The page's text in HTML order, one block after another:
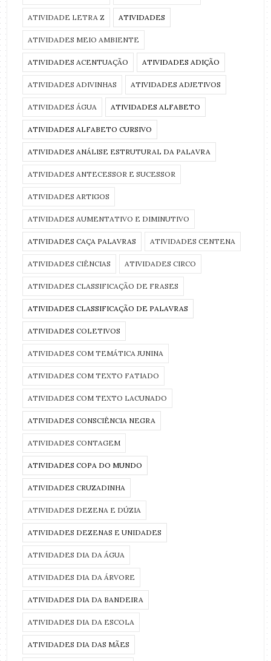
ATIVIDADE LETRA Z ATIVIDADES
ATIVIDADES MEIO AMBIENTE
ATIVIDADES ACENTUAÇÃO ATIVIDADES ADIÇÃO
ATIVIDADES ADIVINHAS ATIVIDADES ADJETIVOS
ATIVIDADES ÁGUA ATIVIDADES ALFABETO
ATIVIDADES ALFABETO CURSIVO
ATIVIDADES ANÁLISE ESTRUTURAL DA PALAVRA
ATIVIDADES ANTECESSOR E SUCESSOR
ATIVIDADES ARTIGOS
ATIVIDADES AUMENTATIVO E DIMINUTIVO
ATIVIDADES CAÇA PALAVRAS ATIVIDADES CENTENA
ATIVIDADES CIÊNCIAS ATIVIDADES CIRCO
ATIVIDADES CLASSIFICAÇÃO DE FRASES
ATIVIDADES CLASSIFICAÇÃO DE PALAVRAS
ATIVIDADES COLETIVOS
ATIVIDADES COM TEMÁTICA JUNINA
ATIVIDADES COM TEXTO FATIADO
ATIVIDADES COM TEXTO LACUNADO
ATIVIDADES CONSCIÊNCIA NEGRA
ATIVIDADES CONTAGEM
ATIVIDADES COPA DO MUNDO
ATIVIDADES CRUZADINHA
ATIVIDADES DEZENA E DÚZIA
ATIVIDADES DEZENAS E UNIDADES
ATIVIDADES DIA DA ÁGUA
ATIVIDADES DIA DA ÁRVORE
ATIVIDADES DIA DA BANDEIRA
ATIVIDADES DIA DA ESCOLA
ATIVIDADES DIA DAS MÃES